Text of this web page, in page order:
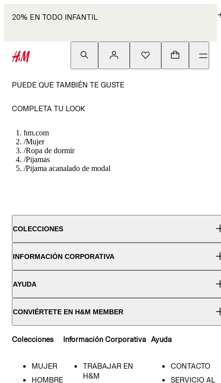
20% EN TODO INFANTIL
PUEDE QUE TAMBIÉN TE GUSTE
COMPLETA TU LOOK
hm.com
/Mujer
/Ropa de dormir
/Pijamas
/Pijama acanalado de modal
COLECCIONES
INFORMACIÓN CORPORATIVA
AYUDA
CONVIÉRTETE EN H&M MEMBER
Colecciones
MUJER
HOMBRE
Información Corporativa
TRABAJAR EN
H&M
Ayuda
CONTACTO
SERVICIO AL